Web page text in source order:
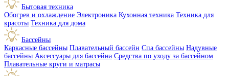
Бытовая техника
Обогрев и охлаждение Электроника Кухонная техника Техника для
красоты Техника для дома
Бассейны
Каркасные бассейны Плавательный бассейн Спа бассейны Надувные
бассейны Аксессуары для бассейна Средства по уходу за бассейном
Плавательные круги и матрасы